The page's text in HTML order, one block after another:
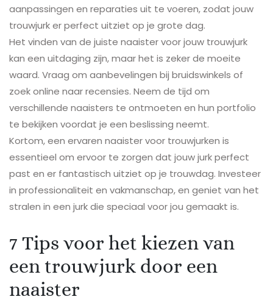
aanpassingen en reparaties uit te voeren, zodat jouw
trouwjurk er perfect uitziet op je grote dag.
Het vinden van de juiste naaister voor jouw trouwjurk
kan een uitdaging zijn, maar het is zeker de moeite
waard. Vraag om aanbevelingen bij bruidswinkels of
zoek online naar recensies. Neem de tijd om
verschillende naaisters te ontmoeten en hun portfolio
te bekijken voordat je een beslissing neemt.
Kortom, een ervaren naaister voor trouwjurken is
essentieel om ervoor te zorgen dat jouw jurk perfect
past en er fantastisch uitziet op je trouwdag. Investeer
in professionaliteit en vakmanschap, en geniet van het
stralen in een jurk die speciaal voor jou gemaakt is.
7 Tips voor het kiezen van
een trouwjurk door een
naaister